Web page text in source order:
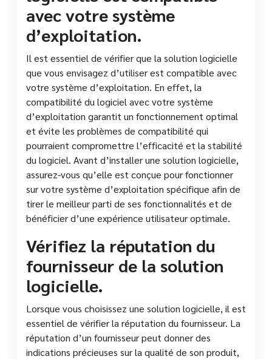
avec votre système
d’exploitation.
Il est essentiel de vérifier que la solution logicielle
que vous envisagez d’utiliser est compatible avec
votre système d’exploitation. En effet, la
compatibilité du logiciel avec votre système
d’exploitation garantit un fonctionnement optimal
et évite les problèmes de compatibilité qui
pourraient compromettre l’efficacité et la stabilité
du logiciel. Avant d’installer une solution logicielle,
assurez-vous qu’elle est conçue pour fonctionner
sur votre système d’exploitation spécifique afin de
tirer le meilleur parti de ses fonctionnalités et de
bénéficier d’une expérience utilisateur optimale.
Vérifiez la réputation du
fournisseur de la solution
logicielle.
Lorsque vous choisissez une solution logicielle, il est
essentiel de vérifier la réputation du fournisseur. La
réputation d’un fournisseur peut donner des
indications précieuses sur la qualité de son produit,